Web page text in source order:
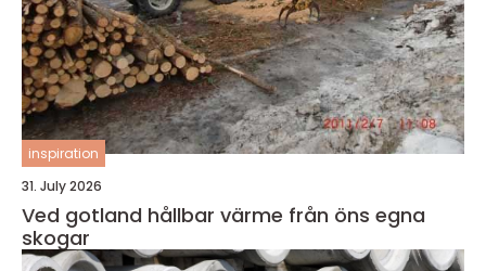
inspiration
31. July 2026
Ved gotland hållbar värme från öns egna
skogar